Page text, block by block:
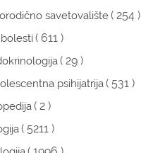
savetovalište( 254 )
( 611 )
( 29 )
psihijatrija( 531 )
( 2 )
( 5211 )